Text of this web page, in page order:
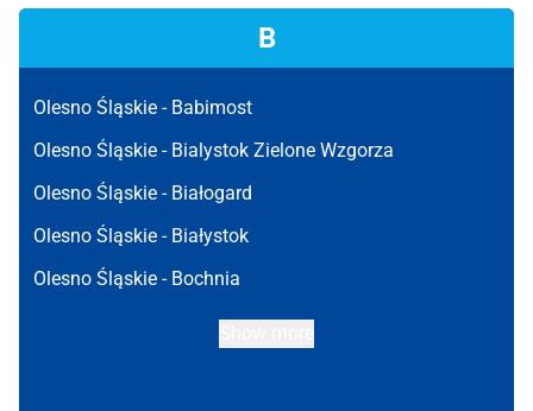
B
Olesno Śląskie - Babimost
Olesno Śląskie - Bialystok Zielone Wzgorza
Olesno Śląskie - Białogard
Olesno Śląskie - Białystok
Olesno Śląskie - Bochnia